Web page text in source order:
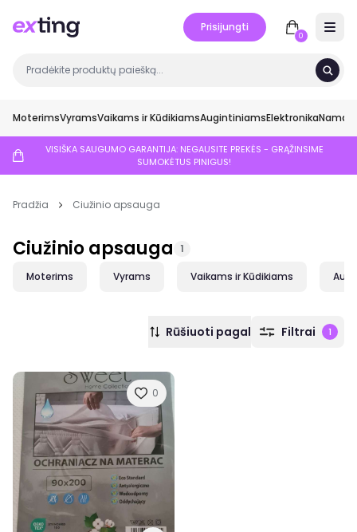
Prisijungti
0
MoterimsVyramsVaikams ir KūdikiamsAugintiniamsElektronikaNamai
VISIŠKA SAUGUMO GARANTIJA: NEGAUSITE PREKĖS - GRĄŽINSIME
SUMOKĖTUS PINIGUS!
Pradžia Ciužinio apsauga
Ciužinio apsauga 1
Moterims Vyrams Vaikams ir Kūdikiams
Rūšiuoti pagal Filtrai 1
0